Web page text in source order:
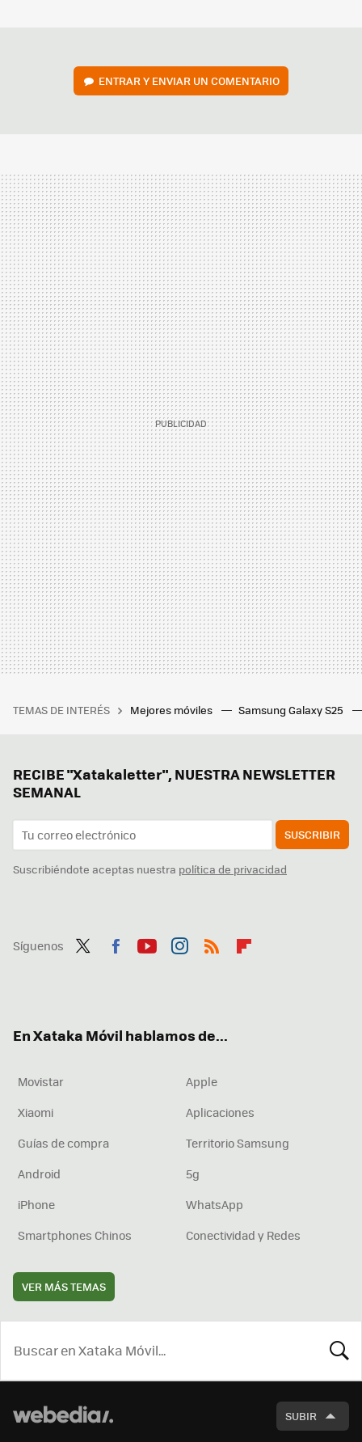
ENTRAR Y ENVIAR UN COMENTARIO
TEMAS DE INTERÉS Mejores móviles Samsung Galaxy S25
RECIBE "Xatakaletter", NUESTRA NEWSLETTER
SEMANAL
SUSCRIBIR
Suscribiéndote aceptas nuestra política de privacidad
Síguenos
En Xataka Móvil hablamos de...
Movistar
Apple
Xiaomi
Aplicaciones
Guías de compra
Territorio Samsung
Android
5g
iPhone
WhatsApp
Smartphones Chinos
Conectividad y Redes
VER MÁS TEMAS
SUBIR